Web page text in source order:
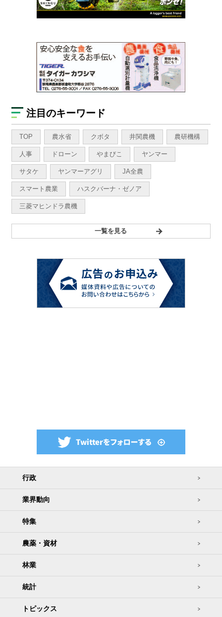
注目のキーワード
TOP 農水省 クボタ 井関農機 農研機構
人事 ドローン やまびこ ヤンマー
サタケ ヤンマーアグリ JA全農
スマート農業 ハスクバーナ・ゼノア
三菱マヒンドラ農機
一覧を見る
行政
業界動向
特集
農薬・資材
林業
統計
トピックス